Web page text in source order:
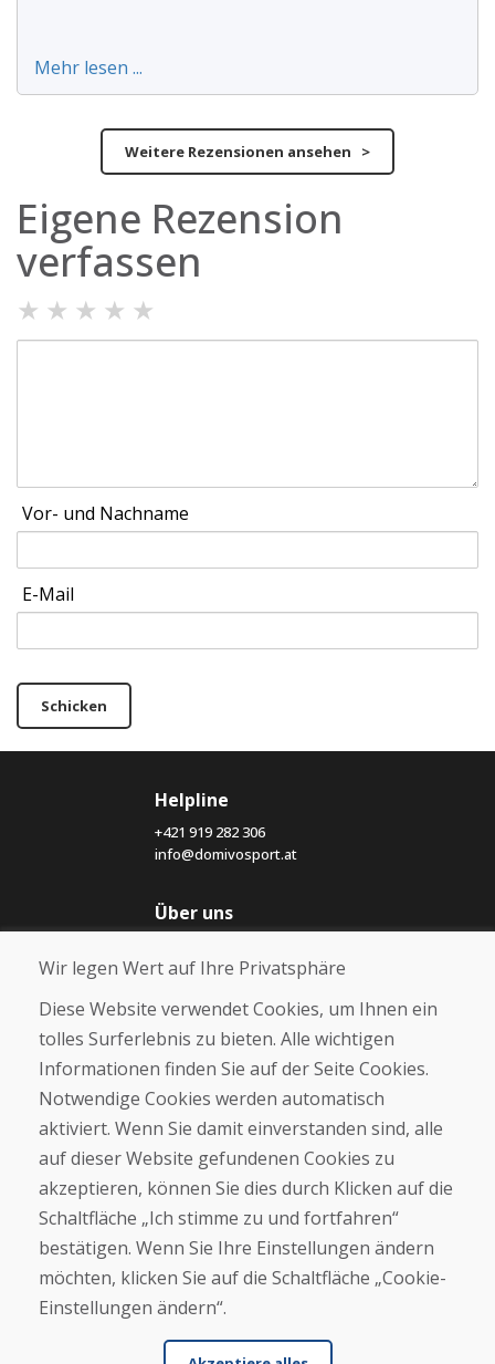
Mehr lesen ...
Weitere Rezensionen ansehen >
Eigene Rezension
verfassen
★ ★ ★ ★ ★
Vor- und Nachname
E-Mail
Schicken
Helpline
+421 919 282 306
info@domivosport.at
Über uns
Über uns
Kontakt
Kaufen
E-Shop
Geschäftsbedingungen
Zahlung
Beschwerde
Rückgabe und Umtausch von Waren
Cookies
Wir legen Wert auf Ihre Privatsphäre
Diese Website verwendet Cookies, um Ihnen ein
tolles Surferlebnis zu bieten. Alle wichtigen
Informationen finden Sie auf der Seite Cookies.
Notwendige Cookies werden automatisch
aktiviert. Wenn Sie damit einverstanden sind, alle
auf dieser Website gefundenen Cookies zu
akzeptieren, können Sie dies durch Klicken auf die
Schaltfläche „Ich stimme zu und fortfahren“
bestätigen. Wenn Sie Ihre Einstellungen ändern
möchten, klicken Sie auf die Schaltfläche „Cookie-
Einstellungen ändern“.